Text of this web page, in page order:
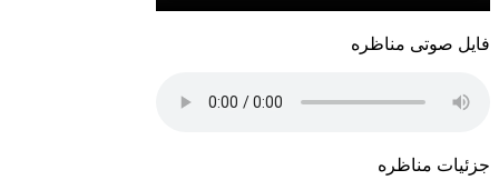
فایل صوتی مناظره
جزئیات مناظره